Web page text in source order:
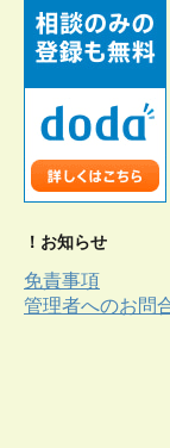
！お知らせ
免責事項
管理者へのお問